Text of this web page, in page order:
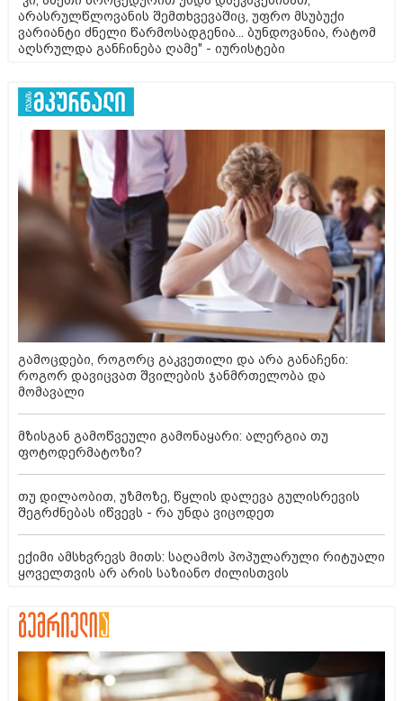
არასრულწლოვანის შემთხვევაშიც, უფრო მსუბუქი
ვარიანტი ძნელი წარმოსადგენია... ბუნდოვანია, რატომ
აღსრულდა განჩინება ღამე" - იურისტები
გამოცდები, როგორც გაკვეთილი და არა განაჩენი:
როგორ დავიცვათ შვილების ჯანმრთელობა და
მომავალი
მზისგან გამოწვეული გამონაყარი: ალერგია თუ
ფოტოდერმატოზი?
თუ დილაობით, უზმოზე, წყლის დალევა გულისრევის
შეგრძნებას იწვევს - რა უნდა ვიცოდეთ
ექიმი ამსხვრევს მითს: საღამოს პოპულარული რიტუალი
ყოველთვის არ არის საზიანო ძილისთვის